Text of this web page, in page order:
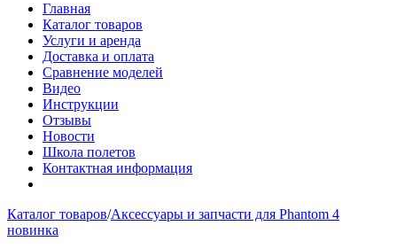
Главная
Каталог товаров
Услуги и аренда
Доставка и оплата
Сравнение моделей
Видео
Инструкции
Отзывы
Новости
Школа полетов
Контактная информация
Каталог товаров/Аксессуары и запчасти для Phantom 4
новинка